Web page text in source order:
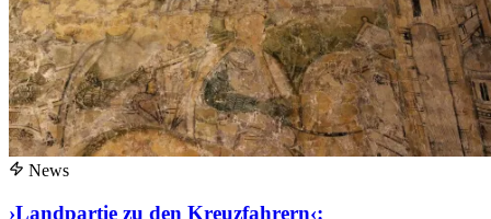
News
›Landpartie zu den Kreuzfahrern‹: